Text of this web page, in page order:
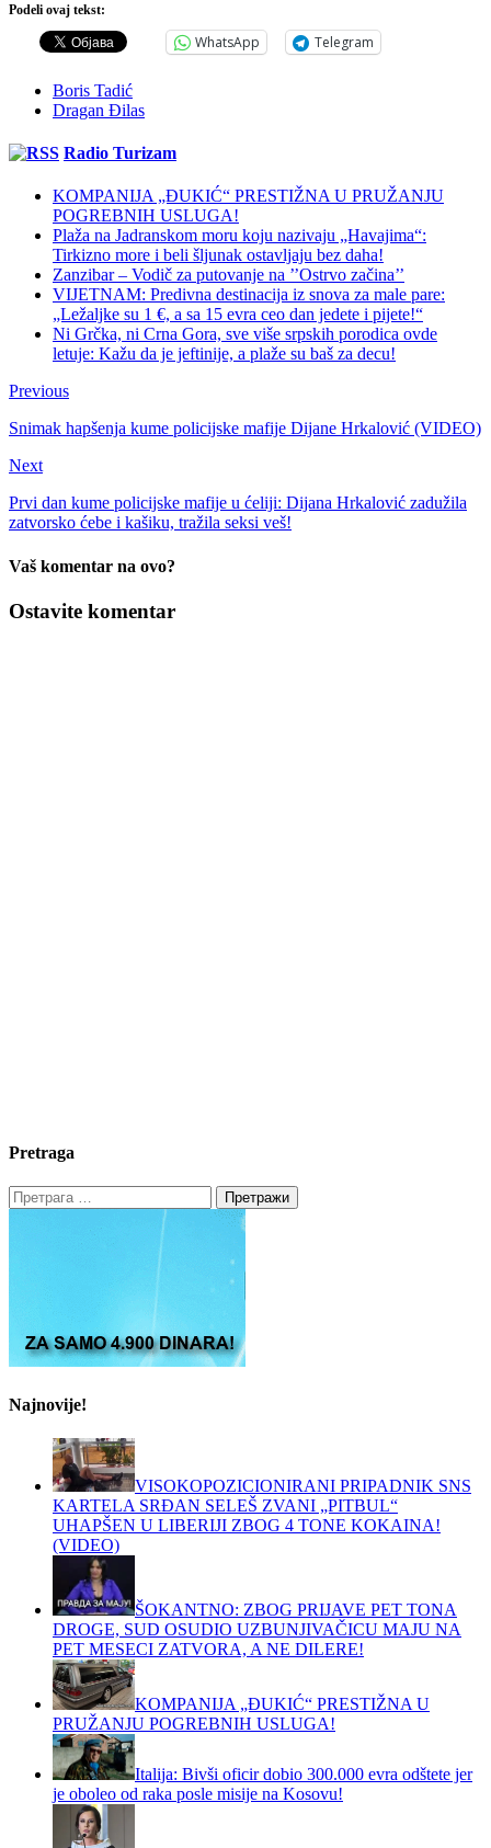
Podeli ovaj tekst:
WhatsApp Telegram
Boris Tadić
Dragan Đilas
Radio Turizam
KOMPANIJA „ĐUKIĆ“ PRESTIŽNA U PRUŽANJU
POGREBNIH USLUGA!
Plaža na Jadranskom moru koju nazivaju „Havajima“:
Tirkizno more i beli šljunak ostavljaju bez daha!
Zanzibar – Vodič za putovanje na ’’Ostrvo začina’’
VIJETNAM: Predivna destinacija iz snova za male pare:
„Ležaljke su 1 €, a sa 15 evra ceo dan jedete i pijete!“
Ni Grčka, ni Crna Gora, sve više srpskih porodica ovde
letuje: Kažu da je jeftinije, a plaže su baš za decu!
Previous
Snimak hapšenja kume policijske mafije Dijane Hrkalović (VIDEO)
Next
Prvi dan kume policijske mafije u ćeliji: Dijana Hrkalović zadužila
zatvorsko ćebe i kašiku, tražila seksi veš!
Vaš komentar na ovo?
Ostavite komentar
Pretraga
Претрага
за:
Najnovije!
VISOKOPOZICIONIRANI PRIPADNIK SNS
KARTELA SRĐAN SELEŠ ZVANI „PITBUL“
UHAPŠEN U LIBERIJI ZBOG 4 TONE KOKAINA!
(VIDEO)
ŠOKANTNO: ZBOG PRIJAVE PET TONA
DROGE, SUD OSUDIO UZBUNJIVAČICU MAJU NA
PET MESECI ZATVORA, A NE DILERE!
KOMPANIJA „ĐUKIĆ“ PRESTIŽNA U
PRUŽANJU POGREBNIH USLUGA!
Italija: Bivši oficir dobio 300.000 evra odštete jer
je oboleo od raka posle misije na Kosovu!